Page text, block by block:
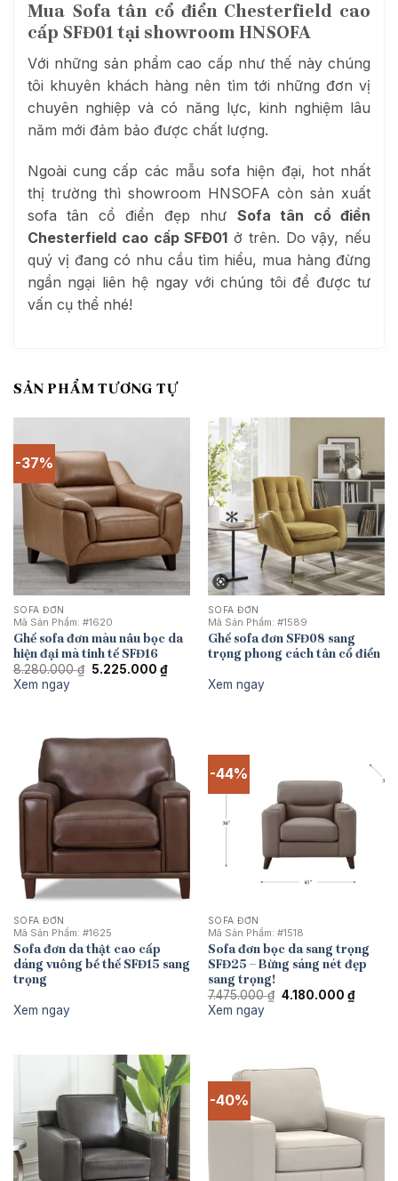
Mua Sofa tân cổ điển Chesterfield cao
cấp SFĐ01 tại showroom HNSOFA
Với những sản phẩm cao cấp như thế này chúng
tôi khuyên khách hàng nên tìm tới những đơn vị
chuyên nghiệp và có năng lực, kinh nghiệm lâu
năm mới đảm bảo được chất lượng.
Ngoài cung cấp các mẫu sofa hiện đại, hot nhất
thị trường thì showroom HNSOFA còn sản xuất
sofa tân cổ điển đẹp như Sofa tân cổ điển
Chesterfield cao cấp SFĐ01 ở trên. Do vậy, nếu
quý vị đang có nhu cầu tìm hiểu, mua hàng đừng
ngần ngại liên hệ ngay với chúng tôi để được tư
vấn cụ thể nhé!
SẢN PHẨM TƯƠNG TỰ
-37%
SOFA ĐƠN
Mã Sản Phẩm: #1620
Ghế sofa đơn màu nâu bọc da
hiện đại mà tinh tế SFĐ16
8.280.000₫ Giá
5.225.000 ₫Giá
hiện
Xem ngay
SOFA ĐƠN
Mã Sản Phẩm: #1589
Ghế sofa đơn SFĐ08 sang
trọng phong cách tân cổ điển
Xem ngay
SOFA ĐƠN
Mã Sản Phẩm: #1625
Sofa đơn da thật cao cấp
dáng vuông bề thế SFĐ15 sang
trọng
Xem ngay
-44%
SOFA ĐƠN
Mã Sản Phẩm: #1518
Sofa đơn bọc da sang trọng
SFĐ25 – Bừng sáng nét đẹp
sang trọng!
7.475.000₫ Giá
4.180.000 ₫Giá
hiện
Xem ngay
-40%